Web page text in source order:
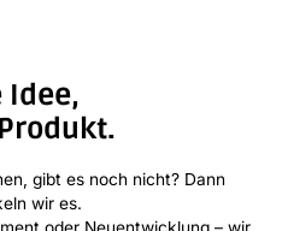
Idee,
gibt es noch nicht? Dann
wir es.